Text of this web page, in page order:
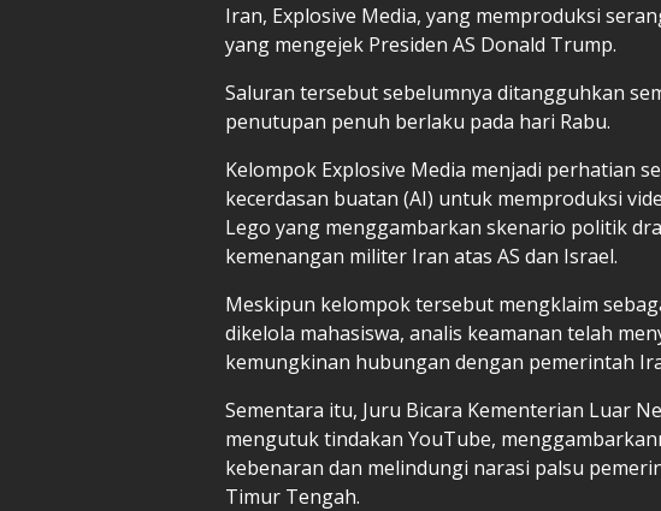
Iran, Explosive Media, yang memproduksi
yang mengejek Presiden AS Donald Trump.
Saluran tersebut sebelumnya ditangguhkan
penutupan penuh berlaku pada hari Rabu.
Kelompok Explosive Media menjadi perhatian
kecerdasan buatan (AI) untuk memproduksi
Lego yang menggambarkan skenario politik
kemenangan militer Iran atas AS dan Israel.
Meskipun kelompok tersebut mengklaim
dikelola mahasiswa, analis keamanan telah
kemungkinan hubungan dengan pemerintah
Sementara itu, Juru Bicara Kementerian Luar
mengutuk tindakan YouTube,
kebenaran dan melindungi narasi palsu
Timur Tengah.